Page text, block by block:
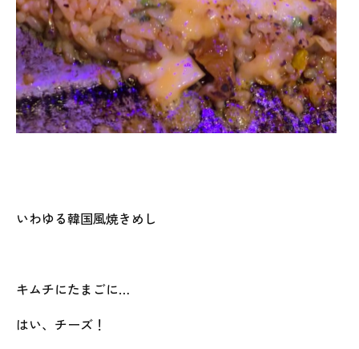
いわゆる韓国風焼きめし
キムチにたまごに…
はい、チーズ！